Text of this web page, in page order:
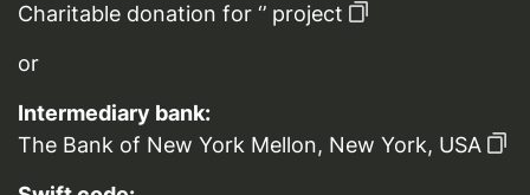
Charitable donation for ‘’ project
or
Intermediary bank:
The Bank of New York Mellon, New York, USA